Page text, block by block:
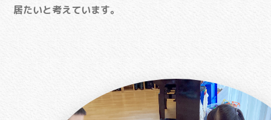
居たいと考えています。